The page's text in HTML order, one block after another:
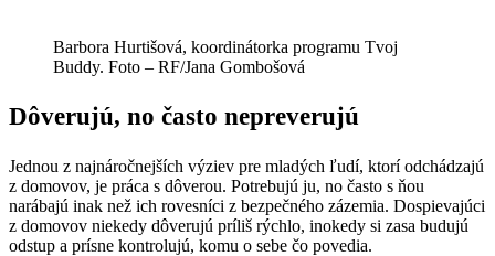
Barbora Hurtišová, koordinátorka programu Tvoj
Buddy. Foto – RF/Jana Gombošová
Dôverujú, no často nepreverujú
Jednou z najnáročnejších výziev pre mladých ľudí, ktorí odchádzajú
z domovov, je práca s dôverou. Potrebujú ju, no často s ňou
narábajú inak než ich rovesníci z bezpečného zázemia. Dospievajúci
z domovov niekedy dôverujú príliš rýchlo, inokedy si zasa budujú
odstup a prísne kontrolujú, komu o sebe čo povedia.